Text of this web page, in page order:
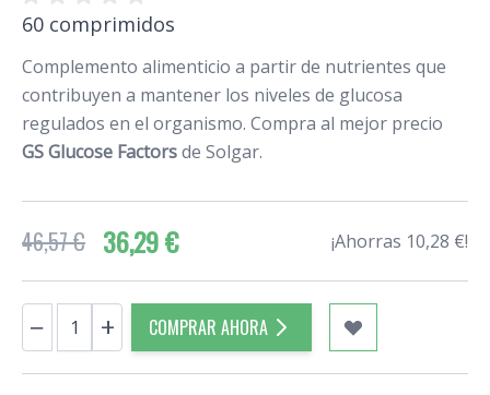
60 comprimidos
Complemento alimenticio a partir de nutrientes que
contribuyen a mantener los niveles de glucosa
regulados en el organismo. Compra al mejor precio
GS Glucose Factorsde Solgar.
46,57 € 36,29 € ¡Ahorras 10,28 €!
Cantidad
− + COMPRAR AHORA